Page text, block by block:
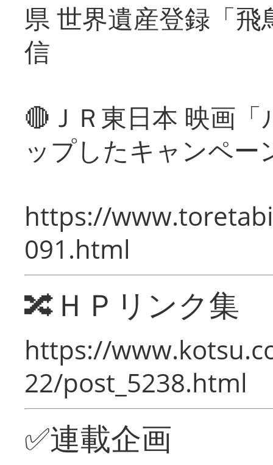
県 世界遺産登録「
信
🔴ＪＲ東日本 映画
ップしたキャンペー
https://
091.html
🔀ＨＰリンク集
https://
22/post_5238.html
✅連載企画